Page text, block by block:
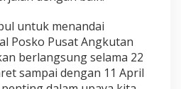
untuk menandai
Posko Pusat Angkutan
berlangsung selama 22
sampai dengan 11 April